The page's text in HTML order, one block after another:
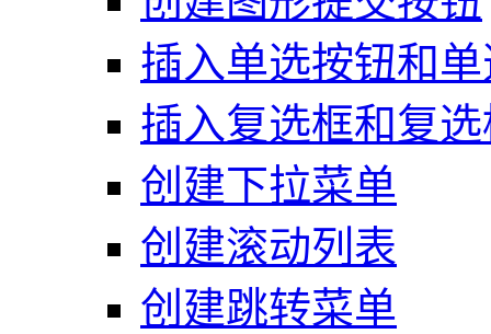
插入单选按钮和
插入复选框和复
创建下拉菜单
创建滚动列表
创建跳转菜单